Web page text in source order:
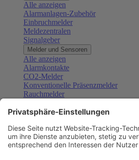
Alle anzeigen
Alarmanlagen-Zubehör
Einbruchmelder
Meldezentralen
Signalgeber
Melder und Sensoren
Alle anzeigen
Alarmkontakte
CO2-Melder
Konventionelle Präsenzmelder
Rauchmelder
Gefahrenmelder
Türsprechanlagen
Alle anzeigen
Außenstationen